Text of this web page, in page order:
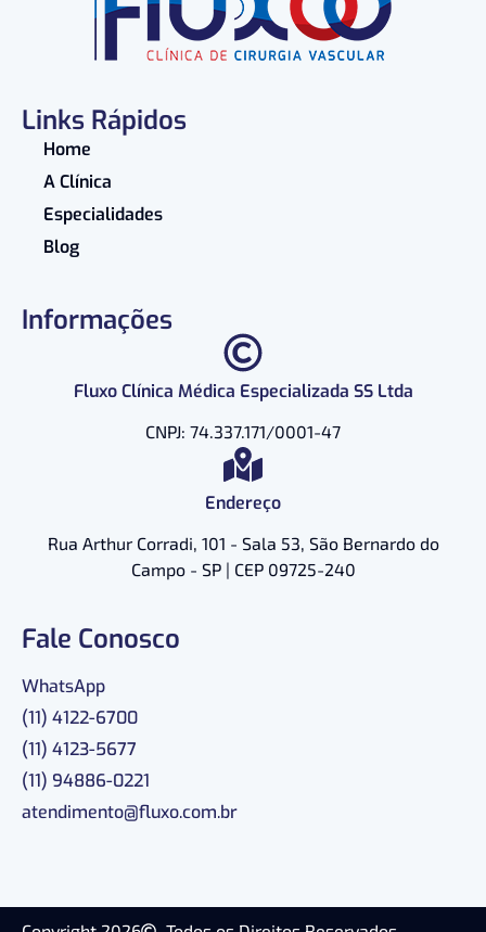
Links Rápidos
Home
A Clínica
Especialidades
Blog
Informações
Fluxo Clínica Médica Especializada SS Ltda
CNPJ: 74.337.171/0001-47
Endereço
Rua Arthur Corradi, 101 - Sala 53, São Bernardo do
Campo - SP | CEP 09725-240
Fale Conosco
WhatsApp
(11) 4122-6700
(11) 4123-5677
(11) 94886-0221
atendimento@fluxo.com.br